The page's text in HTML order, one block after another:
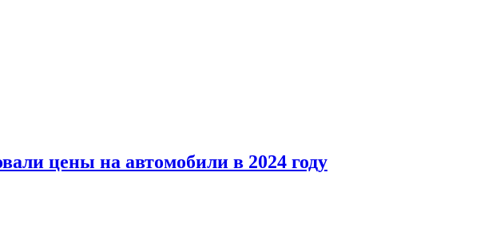
цены на автомобили в 2024 году